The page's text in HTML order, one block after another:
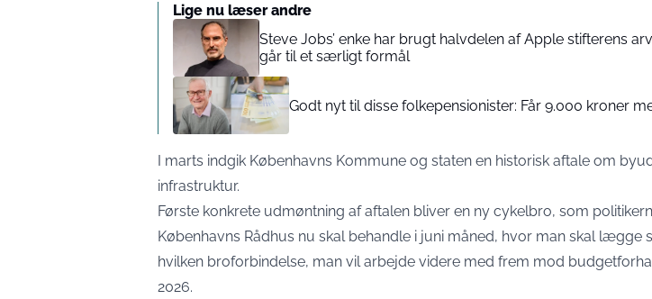
Lige nu læser andre
Steve Jobs’ enke har brugt halvdelen af Apple stifterens
går til et særligt formål
Godt nyt til disse folkepensionister: Får 9.000 kroner
I marts indgik Københavns Kommune og staten en historisk aftale om
infrastruktur.
Første konkrete udmøntning af aftalen bliver en ny cykelbro, som
Københavns Rådhus nu skal behandle i juni måned, hvor man skal lægge
hvilken broforbindelse, man vil arbejde videre med frem mod
2026.